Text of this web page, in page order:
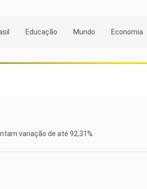
Educação Mundo Economia
variação de até 92,31%